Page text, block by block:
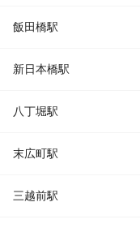
飯田橋駅
新日本橋駅
八丁堀駅
末広町駅
三越前駅